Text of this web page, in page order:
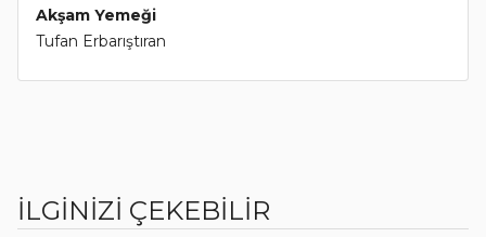
Akşam Yemeği
Tufan Erbarıştıran
İLGİNİZİ ÇEKEBİLİR